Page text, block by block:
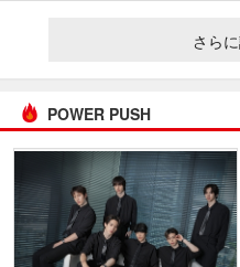
さら
POWER PUSH